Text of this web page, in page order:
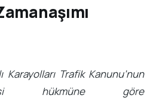
Karayolları Trafik Kanunu’nun
hükmüne göre